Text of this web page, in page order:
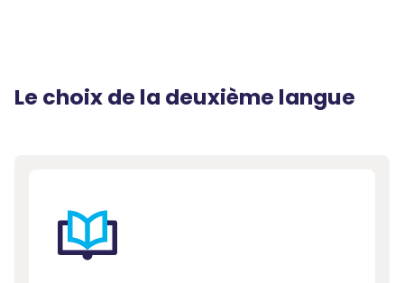
Le choix de la deuxième langue